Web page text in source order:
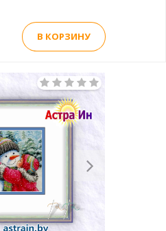
В КОРЗИНУ